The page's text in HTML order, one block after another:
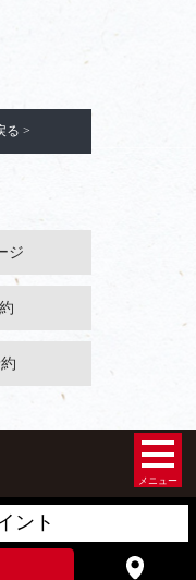
メニュー
る >
ジ
ント